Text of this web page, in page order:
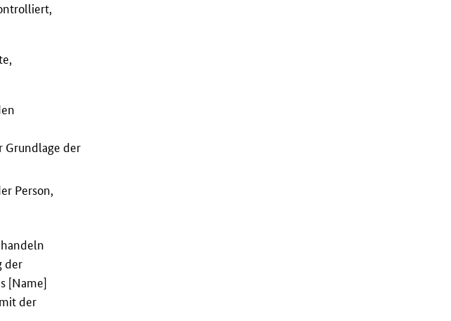
Grundlage der
Person,
der
[Name]
der